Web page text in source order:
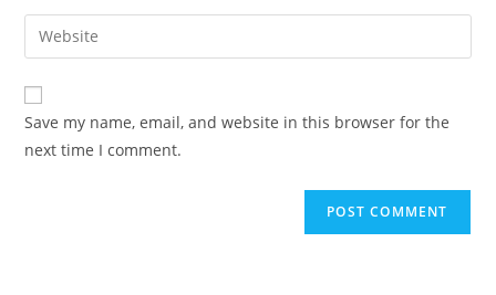
Save my name, email, and website in this browser for the
next time I comment.